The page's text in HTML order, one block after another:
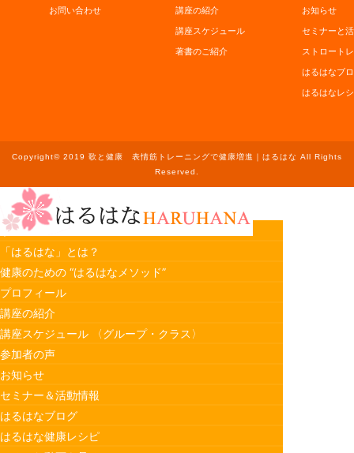
お問い合わせ
講座の紹介
講座スケジュール
著書のご紹介
お知らせ
セミナーと
ストロート
はるはなブ
はるはなレ
Copyright© 2019 歌と健康 表情筋トレーニングで健康増進｜はるはな All Rights
Reserved.
ホーム
「はるはな」とは？
健康のための “はるはなメソッド”
プロフィール
講座の紹介
講座スケジュール 〈グループ・クラス〉
参加者の声
お知らせ
セミナー＆活動情報
はるはなブログ
はるはな健康レシピ